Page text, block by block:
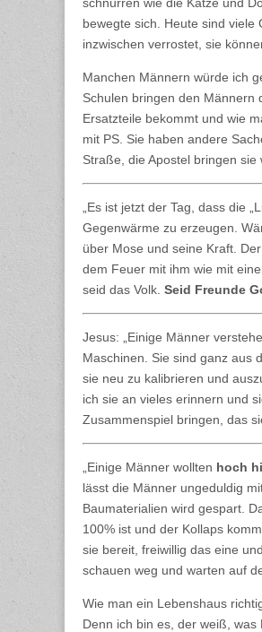
bewegte sich. Heute sind
inzwischen verrostet, sie
Manchen Männern würde ich
Schulen bringen den Männern
Ersatzteile bekommt und wie
mit PS. Sie haben andere
Straße, die Apostel bringen sie
„Es ist jetzt der Tag, dass die
Gegenwärme zu erzeugen.
über Mose und seine Kraft.
dem Feuer mit ihm wie mit
seid das Volk. Seid Freunde
Jesus: „Einige Männer
Maschinen. Sie sind ganz aus
sie neu zu kalibrieren und
ich sie an vieles erinnern und
Zusammenspiel bringen, das
„Einige Männer wollten hoch
lässt die Männer ungeduldig
Baumaterialien wird gespart.
100% ist und der Kollaps
sie bereit, freiwillig das eine
schauen weg und warten auf
Wie man ein Lebenshaus
Denn ich bin es, der weiß,